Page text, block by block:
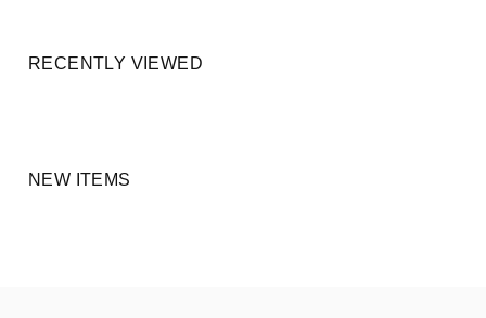
RECENTLY VIEWED
NEW ITEMS